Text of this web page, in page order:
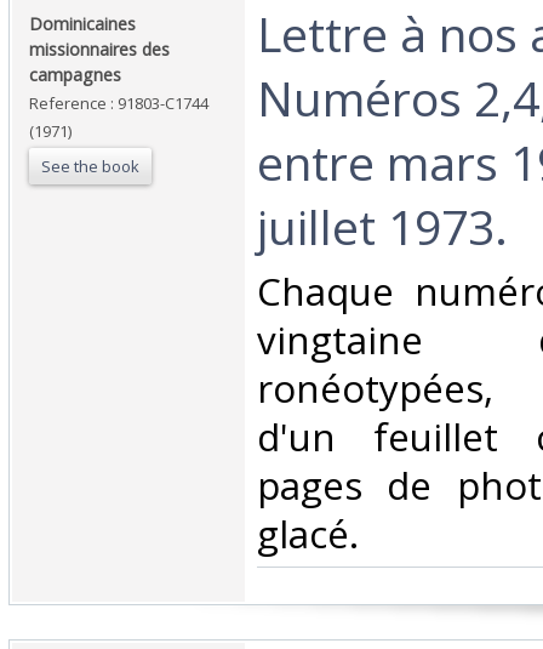
‎Dominicaines
missionnaires des
campagnes‎
Reference : 91803-C1744
(1971)
See the book
‎Lettre à nos
Numéros
entre mars
juillet 1973. ‎
‎Chaque
vingtaine
d'un feuillet
pages de
glacé. ‎